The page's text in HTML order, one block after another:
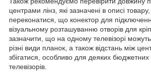
центрами лінз, які зазначені в описі
переконатися, що конектор для
візуальному розташуванню отворів для
зазначити, що на одному телевізорі
різні види планок, а також відстань між
збігатися, особливо для деяких
телевізорів.